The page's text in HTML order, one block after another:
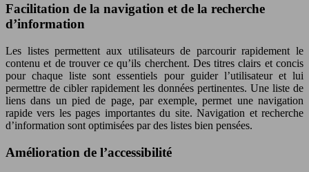
Facilitation de la navigation et de la recherche
d’information
Les listes permettent aux utilisateurs de parcourir rapidement le
contenu et de trouver ce qu’ils cherchent. Des titres clairs et concis
pour chaque liste sont essentiels pour guider l’utilisateur et lui
permettre de cibler rapidement les données pertinentes. Une liste de
liens dans un pied de page, par exemple, permet une navigation
rapide vers les pages importantes du site. Navigation et recherche
d’information sont optimisées par des listes bien pensées.
Amélioration de l’accessibilité